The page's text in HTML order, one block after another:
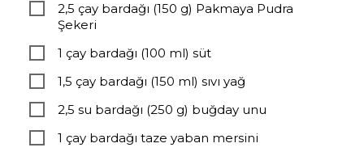
2,5 çay bardağı (150 g) Pakmaya Pudra
Şekeri
1 çay bardağı (100 ml) süt
1,5 çay bardağı (150 ml) sıvı yağ
2,5 su bardağı (250 g) buğday unu
1 çay bardağı taze yaban mersini